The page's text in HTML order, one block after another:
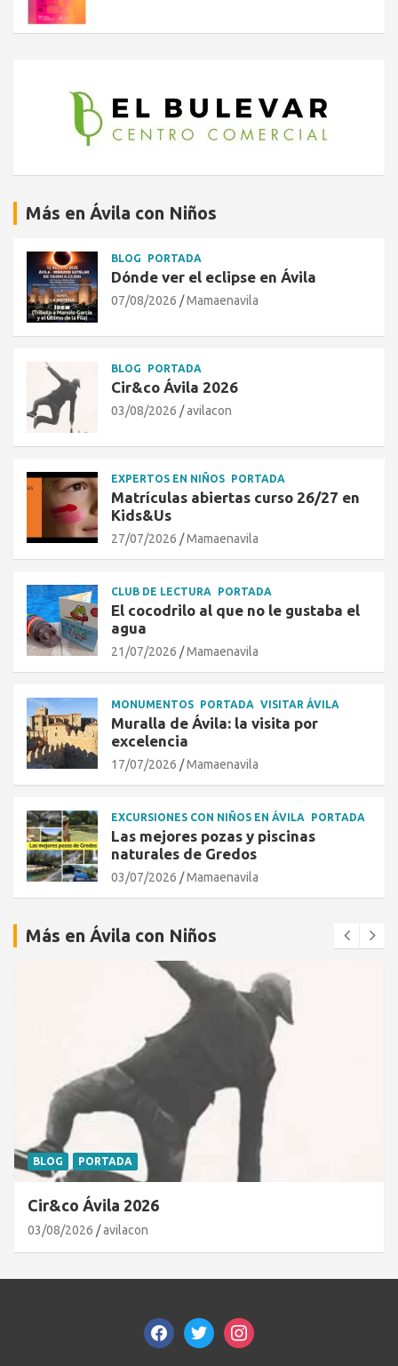
Más en Ávila con Niños
BLOG PORTADA
Dónde ver el eclipse en Ávila
07/08/2026 Mamaenavila
BLOG PORTADA
Cir&co Ávila 2026
03/08/2026 avilacon
EXPERTOS EN NIÑOS PORTADA
Matrículas abiertas curso 26/27 en
Kids&Us
27/07/2026 Mamaenavila
CLUB DE LECTURA PORTADA
El cocodrilo al que no le gustaba el
agua
21/07/2026 Mamaenavila
MONUMENTOS PORTADA VISITAR ÁVILA
Muralla de Ávila: la visita por
excelencia
17/07/2026 Mamaenavila
EXCURSIONES CON NIÑOS EN ÁVILA PORTADA
Las mejores pozas y piscinas
naturales de Gredos
03/07/2026 Mamaenavila
Más en Ávila con Niños
BLOG PORTADA
Cir&co Ávila 2026
03/08/2026 avilacon
facebooktwitterinstagram